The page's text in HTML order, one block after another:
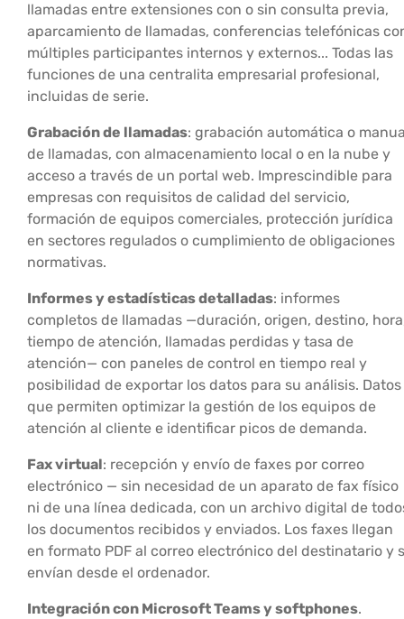
llamadas entre extensiones con o sin consulta previa,
aparcamiento de llamadas, conferencias telefónicas
múltiples participantes internos y externos... Todas las
funciones de una centralita empresarial profesional,
incluidas de serie.
Grabación de llamadas: grabación automática o
de llamadas, con almacenamiento local o en la nube y
acceso a través de un portal web. Imprescindible para
empresas con requisitos de calidad del servicio,
formación de equipos comerciales, protección jurídica
en sectores regulados o cumplimiento de obligaciones
normativas.
Informes y estadísticas detalladas: informes
completos de llamadas —duración, origen, destino,
tiempo de atención, llamadas perdidas y tasa de
atención— con paneles de control en tiempo real y
posibilidad de exportar los datos para su análisis. Datos
que permiten optimizar la gestión de los equipos de
atención al cliente e identificar picos de demanda.
Fax virtual: recepción y envío de faxes por correo
electrónico — sin necesidad de un aparato de fax físico
ni de una línea dedicada, con un archivo digital de
los documentos recibidos y enviados. Los faxes llegan
en formato PDF al correo electrónico del destinatario y
envían desde el ordenador.
Integración con Microsoft Teams y softphones.